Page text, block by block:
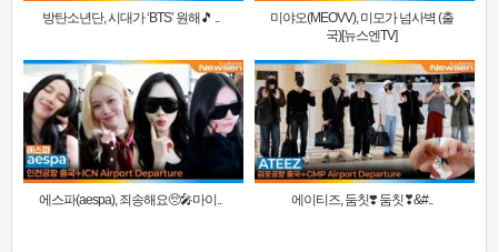
방탄소년단, 시대가 ‘BTS’ 원해🎵 ..
미야오(MEOVV), 미모가 넘사벽 (출
국)[뉴스엔TV]
에스파(aespa), 죄송해요🥺🎤마이.. 에이티즈, 둠칫❣️ 둠칫❣&#..